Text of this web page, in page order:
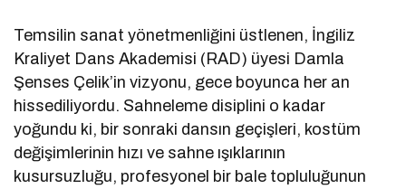
Temsilin sanat yönetmenliğini üstlenen, İngiliz
Kraliyet Dans Akademisi (RAD) üyesi Damla
Şenses Çelik’in vizyonu, gece boyunca her an
hissediliyordu. Sahneleme disiplini o kadar
yoğundu ki, bir sonraki dansın geçişleri, kostüm
değişimlerinin hızı ve sahne ışıklarının
kusursuzluğu, profesyonel bir bale topluluğunun